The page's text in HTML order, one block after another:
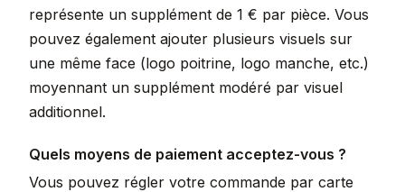
représente un supplément de 1 € par pièce. Vous
pouvez également ajouter plusieurs visuels sur
une même face (logo poitrine, logo manche, etc.)
moyennant un supplément modéré par visuel
additionnel.
Quels moyens de paiement acceptez-vous ?
Vous pouvez régler votre commande par carte